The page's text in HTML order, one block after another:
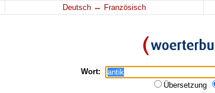
Deutsch ↔ Französisch
Wort:
Übersetzung